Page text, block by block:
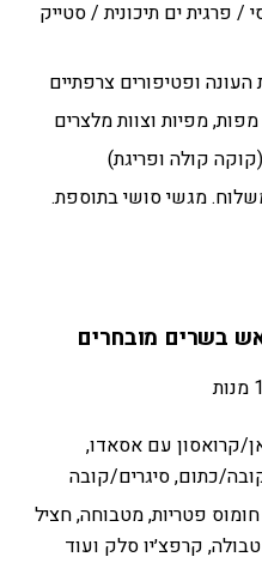
/ פרגית ים תיכונית / סטייק
ופטיפורים צרפתיים
מפיות וצוות מלצרים
קולה ופריגת)
מגשי סושי בתוספת.
באן/קרואסון עם אסאדו,
כתום, סיגרים/קובה
(10 סוגים): חומוס פטריות, מטבוחה, חציל
קרפצ׳יו סלק ועוד